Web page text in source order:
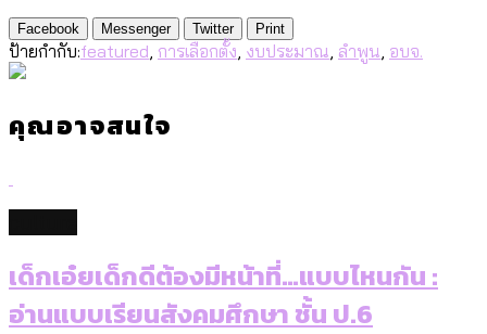
Facebook Messenger Twitter Print
ป้ายกำกับ:featured การเลือกตั้ง งบประมาณ ลำพูน อบจ.
คุณอาจสนใจ
เด็กเอ๋ยเด็กดีต้องมีหน้าที่…แบบไหนกัน :
อ่านแบบเรียนสังคมศึกษา ชั้น ป.6